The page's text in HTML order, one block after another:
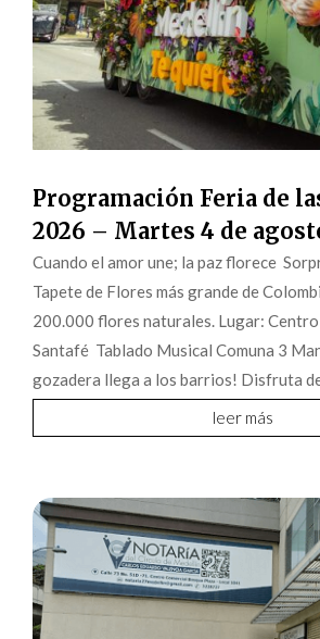
Programación Feria de
2026 – Martes 4 de
Cuando el amor une; la paz florece
Tapete de Flores más grande de
200.000 flores naturales. Lugar:
Santafé Tablado Musical Comuna 3
gozadera llega a los barrios! Disfruta
leer más